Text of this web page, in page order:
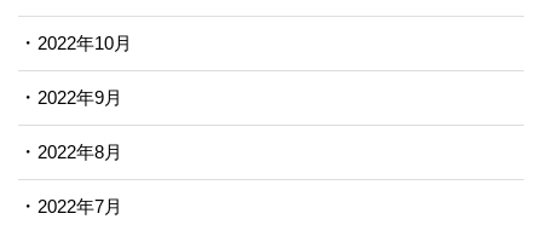
2022年10月
2022年9月
2022年8月
2022年7月